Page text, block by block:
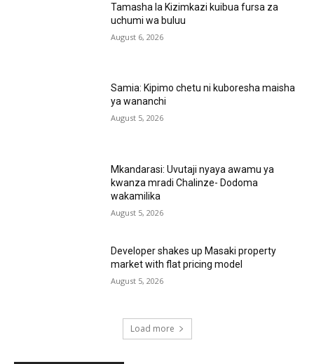
Tamasha la Kizimkazi kuibua fursa za
uchumi wa buluu
August 6, 2026
Samia: Kipimo chetu ni kuboresha maisha
ya wananchi
August 5, 2026
Mkandarasi: Uvutaji nyaya awamu ya
kwanza mradi Chalinze- Dodoma
wakamilika
August 5, 2026
Developer shakes up Masaki property
market with flat pricing model
August 5, 2026
Load more